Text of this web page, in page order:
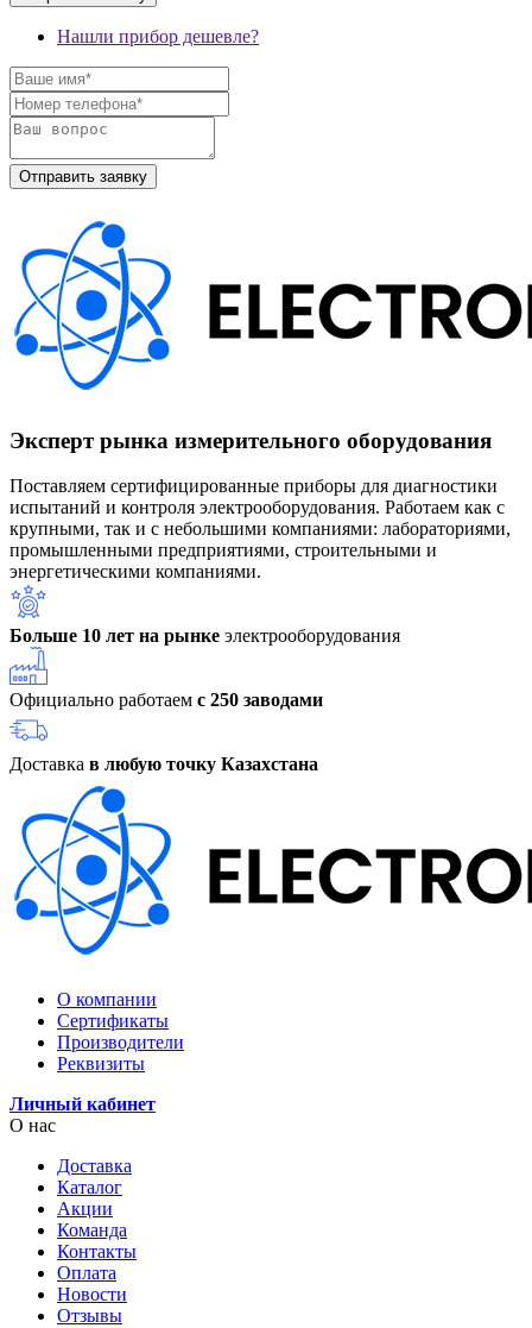
Нашли прибор дешевле?
Эксперт рынка измерительного оборудования
Поставляем сертифицированные приборы для диагностики
испытаний и контроля электрооборудования. Работаем как с
крупными, так и с небольшими компаниями: лабораториями,
промышленными предприятиями, строительными и
энергетическими компаниями.
Больше 10 лет на рынке электрооборудования
Официально работаем с 250 заводами
Доставка в любую точку Казахстана
О компании
Сертификаты
Производители
Реквизиты
Личный кабинет
О нас
Доставка
Каталог
Акции
Команда
Контакты
Оплата
Новости
Отзывы